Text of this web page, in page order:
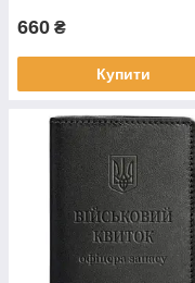
660 ₴
Купити